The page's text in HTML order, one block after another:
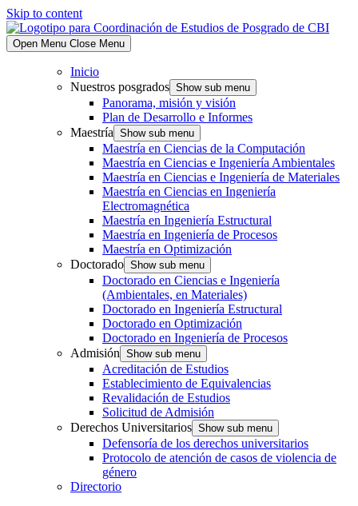
Skip to content
Open Menu Close Menu
Inicio
Nuestros posgrados Show sub menu
Panorama, misión y visión
Plan de Desarrollo e Informes
Maestría Show sub menu
Maestría en Ciencias de la Computación
Maestría en Ciencias e Ingeniería Ambientales
Maestría en Ciencias e Ingeniería de Materiales
Maestría en Ciencias en Ingeniería
Electromagnética
Maestría en Ingeniería Estructural
Maestría en Ingeniería de Procesos
Maestría en Optimización
Doctorado Show sub menu
Doctorado en Ciencias e Ingeniería
(Ambientales, en Materiales)
Doctorado en Ingeniería Estructural
Doctorado en Optimización
Doctorado en Ingeniería de Procesos
Admisión Show sub menu
Acreditación de Estudios
Establecimiento de Equivalencias
Revalidación de Estudios
Solicitud de Admisión
Derechos Universitarios Show sub menu
Defensoría de los derechos universitarios
Protocolo de atención de casos de violencia de
género
Directorio